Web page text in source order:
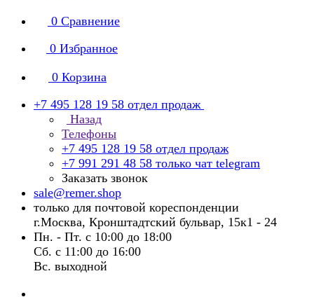
0 Сравнение
0 Избранное
0 Корзина
+7 495 128 19 58 отдел продаж
Назад
Телефоны
+7 495 128 19 58 отдел продаж
+7 991 291 48 58 только чат telegram
Заказать звонок
sale@remer.shop
только для почтовой кореспонденции
г.Москва, Кронштадтский бульвар, 15к1 - 24
Пн. - Пт. с 10:00 до 18:00
Сб. с 11:00 до 16:00
Вс. выходной